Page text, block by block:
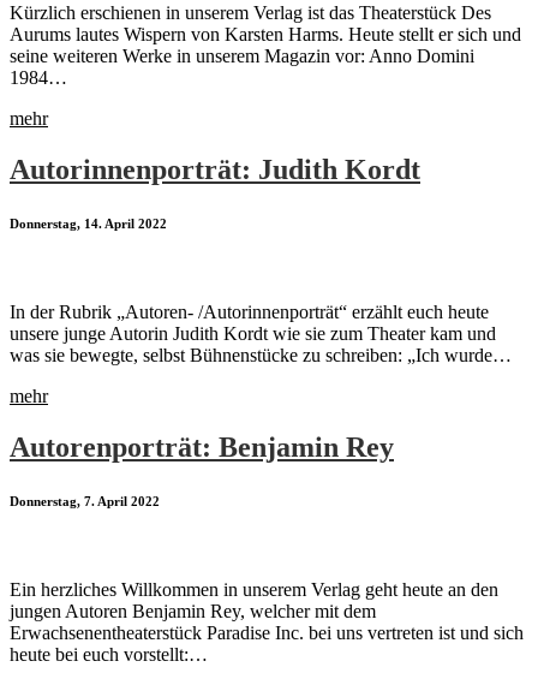
Kürzlich erschienen in unserem Verlag ist das Theaterstück Des
Aurums lautes Wispern von Karsten Harms. Heute stellt er sich und
seine weiteren Werke in unserem Magazin vor: Anno Domini
1984…
mehr
Autorinnenporträt: Judith Kordt
Donnerstag, 14. April 2022
In der Rubrik „Autoren- /Autorinnenporträt“ erzählt euch heute
unsere junge Autorin Judith Kordt wie sie zum Theater kam und
was sie bewegte, selbst Bühnenstücke zu schreiben: „Ich wurde…
mehr
Autorenporträt: Benjamin Rey
Donnerstag, 7. April 2022
Ein herzliches Willkommen in unserem Verlag geht heute an den
jungen Autoren Benjamin Rey, welcher mit dem
Erwachsenentheaterstück Paradise Inc. bei uns vertreten ist und sich
heute bei euch vorstellt:…